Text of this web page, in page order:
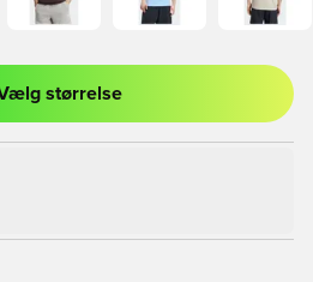
ind eller tilmelde dig som medlem
størrelse